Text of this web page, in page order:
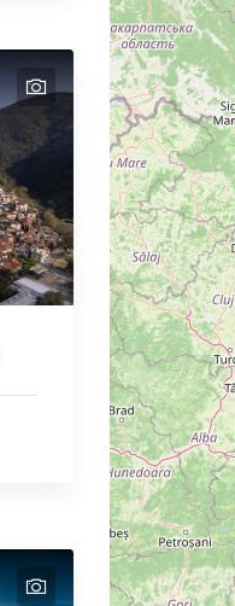
text
text
text
text
text
text